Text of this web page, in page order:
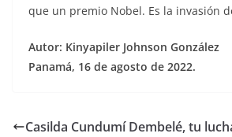
que un premio Nobel. Es la invasión
Autor: Kinyapiler Johnson González
Panamá, 16 de agosto de 2022.
Casilda Cundumí Dembelé, tu